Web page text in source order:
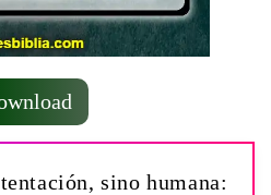
sino humana: